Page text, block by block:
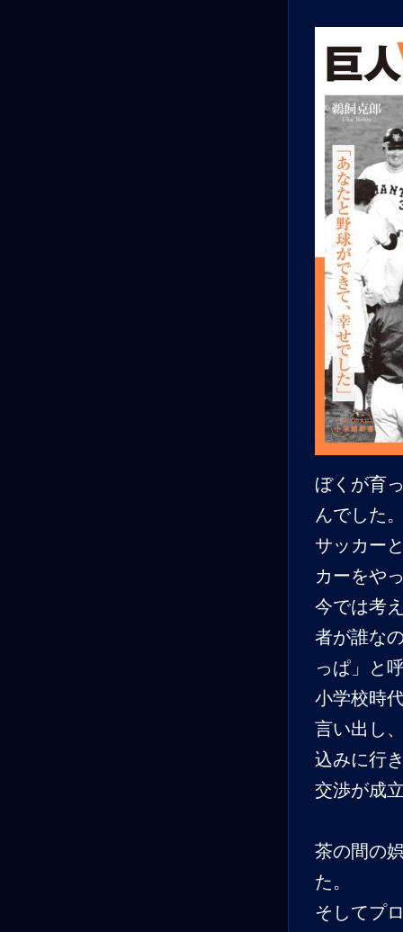
ぼくが育
んでした
サッカー
カーをや
今では考
者が誰な
っぱ」と
小学校時
言い出し
込みに行
交渉が成
茶の間の
た。
そしてプ